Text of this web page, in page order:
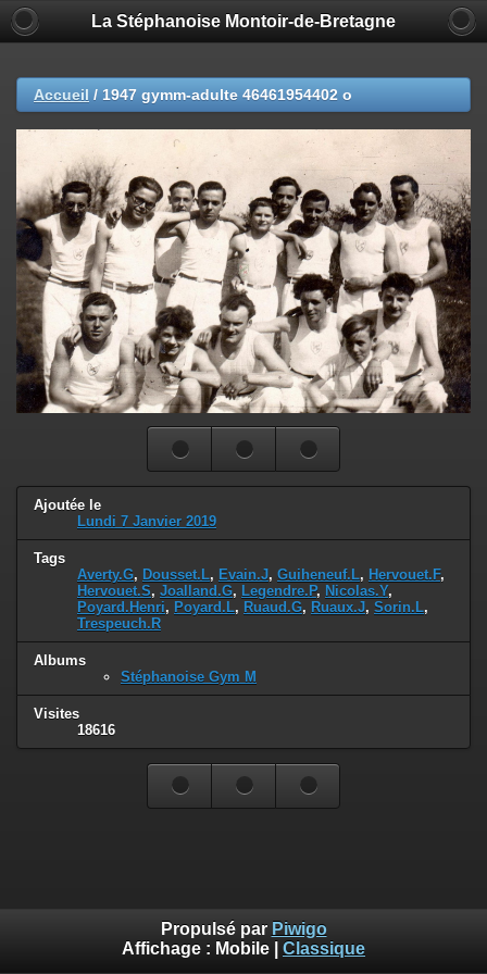
La Stéphanoise Montoir-de-Bretagne
Accueil / 1947 gymm-adulte 46461954402 o
Ajoutée le
Lundi 7 Janvier 2019
Tags
Averty.G, Dousset.L, Evain.J, Guiheneuf.L, Hervouet.F,
Hervouet.S, Joalland.G, Legendre.P, Nicolas.Y,
Poyard.Henri, Poyard.L, Ruaud.G, Ruaux.J, Sorin.L,
Trespeuch.R
Albums
Stéphanoise Gym M
Visites
18616
Propulsé par Piwigo
Affichage : Mobile Classique